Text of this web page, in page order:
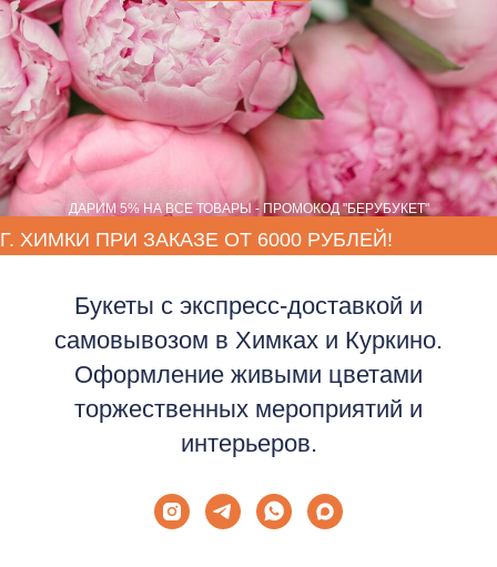
ДАРИМ 5% НА ВСЕ ТОВАРЫ - ПРОМОКОД "БЕРУБУКЕТ"
ХИМКИ ПРИ ЗАКАЗЕ ОТ 6000 РУБЛЕЙ!
Букеты с экспресс-доставкой и
самовывозом в Химках и Куркино.
Оформление живыми цветами
торжественных мероприятий и
интерьеров.